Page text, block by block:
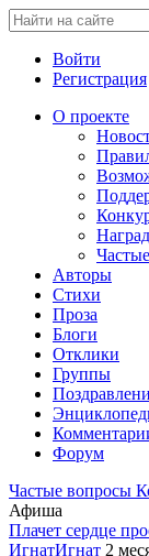
Войти
Регистрация
О проекте
Авторы
Стихи
Проза
Блоги
Отклики
Группы
Форум
Частые вопросы
Афиша
Плачет сердце
ИгнатИгнат 2